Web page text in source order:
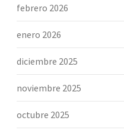
febrero 2026
enero 2026
diciembre 2025
noviembre 2025
octubre 2025